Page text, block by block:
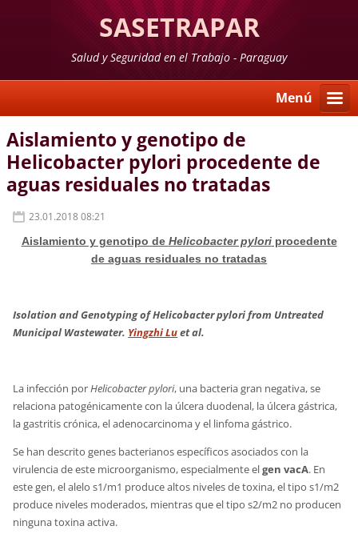
SASETRAPAR
Salud y Seguridad en el Trabajo - Paraguay
Menú
Aislamiento y genotipo de
Helicobacter pylori procedente de
aguas residuales no tratadas
23.01.2018 08:21
Aislamiento y genotipo de Helicobacter pyloriprocedente
de aguas residuales no tratadas
Isolation and Genotyping ofHelicobacter pylorifrom Untreated
Municipal Wastewater. Yingzhi Luet al.
La infección porHelicobacter pylori, una bacteria gran negativa, se
relaciona patogénicamente con la úlcera duodenal, la úlcera gástrica,
la gastritis crónica, el adenocarcinoma y el linfoma gástrico.
Se han descrito genes bacterianos específicos asociados con la
virulencia de este microorganismo, especialmente elgen vacA. En
este gen, el alelo s1/m1 produce altos niveles de toxina, el tipo s1/m2
produce niveles moderados, mientras que el tipo s2/m2 no producen
ninguna toxina activa.